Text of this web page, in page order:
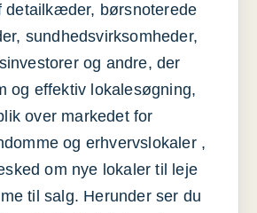
detailkæder, børsnoterede
sundhedsvirksomheder,
og andre, der
og effektiv lokalesøgning,
over markedet for
og erhvervslokaler ,
om nye lokaler til leje
til salg. Herunder ser du